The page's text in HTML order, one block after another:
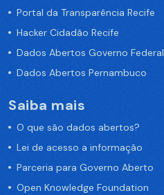
Portal da Transparência Recife
Hacker Cidadão Recife
Dados Abertos Governo Federal
Dados Abertos Pernambuco
Saiba mais
O que são dados abertos?
Lei de acesso a informação
Parceria para Governo Aberto
Open Knowledge Foundation